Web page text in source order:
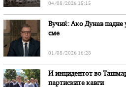
04/08/2026 15:15
Вучиќ: Ако Дунав падне
сме
01/08/2026 16:28
И инцидентот во
партиските кавги